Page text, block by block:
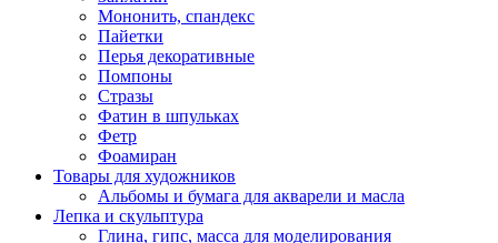
Мононить, спандекс
Пайетки
Перья декоративные
Помпоны
Стразы
Фатин в шпульках
Фетр
Фоамиран
Товары для художников
Альбомы и бумага для акварели и масла
Лепка и скульптура
Глина, гипс, масса для моделирования